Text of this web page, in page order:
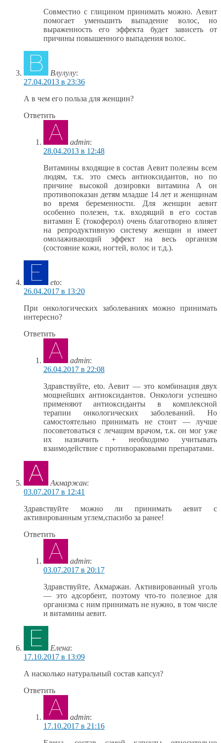
Совместно с глицином принимать можно. Аевит
помогает уменьшить выпадение волос, но
выраженность его эффекта будет зависеть от
причины повышенного выпадения волос.
Влулулу:
27.04.2013 в 23:36
А в чем его польза для женщин?
Ответить
admin:
28.04.2013 в 12:48
Витамины входящие в состав Аевит полезны всем
людям, т.к. это смесь антиоксидантов, но по
причине высокой дозировки витамина А он
противопоказан детям младше 14 лет и женщинам
во время беременности. Для женщин аевит
особенно полезен, т.к. входящий в его состав
витамин Е (токоферол) очень благотворно влияет
на репродуктивную систему женщин и имеет
омолаживающий эффект на весь организм
(состояние кожи, ногтей, волос и т.д.).
eto:
26.04.2017 в 13:20
При онкологических заболеваниях можно принимать
интересно?
Ответить
admin:
26.04.2017 в 22:08
Здравствуйте, eto. Аевит — это комбинация двух
мощнейших антиоксидантов. Онкологи успешно
применяют антиоксиданты в комплексной
терапии онкологических заболеваний. Но
самостоятельно принимать не стоит — лучше
посоветоваться с лечащим врачом, т.к. он мог уже
их назначить + необходимо учитывать
взаимодействие с противораковыми препаратами.
Акмаржан:
03.07.2017 в 12:41
Здравствуйте можно ли принимать аевит с
активированным углем,спасибо за ранее!
Ответить
admin:
03.07.2017 в 20:17
Здравствуйте, Акмаржан. Активированный уголь
— это адсорбент, поэтому что-то полезное для
организма с ним принимать не нужно, в том числе
и витамины аевит.
Елена:
17.10.2017 в 13:09
А насколько натуральный состав капсул?
Ответить
admin:
17.10.2017 в 21:16